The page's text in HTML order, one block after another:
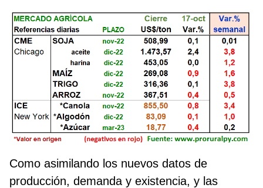
Como asimilando los nuevos datos de
producción, demanda y existencia, y las